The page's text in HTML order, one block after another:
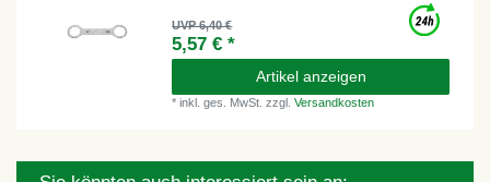
UVP 6,40 €
5,57 € *
Artikel anzeigen
*inkl. ges. MwSt. zzgl.Versandkosten